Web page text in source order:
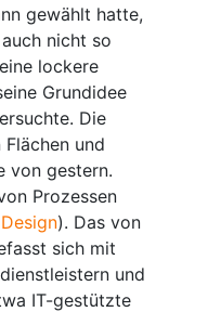
gewählt hatte,
nicht so
lockere
Grundidee
Die
und
von gestern.
Prozessen
). Das von
sich mit
und
IT-gestützte